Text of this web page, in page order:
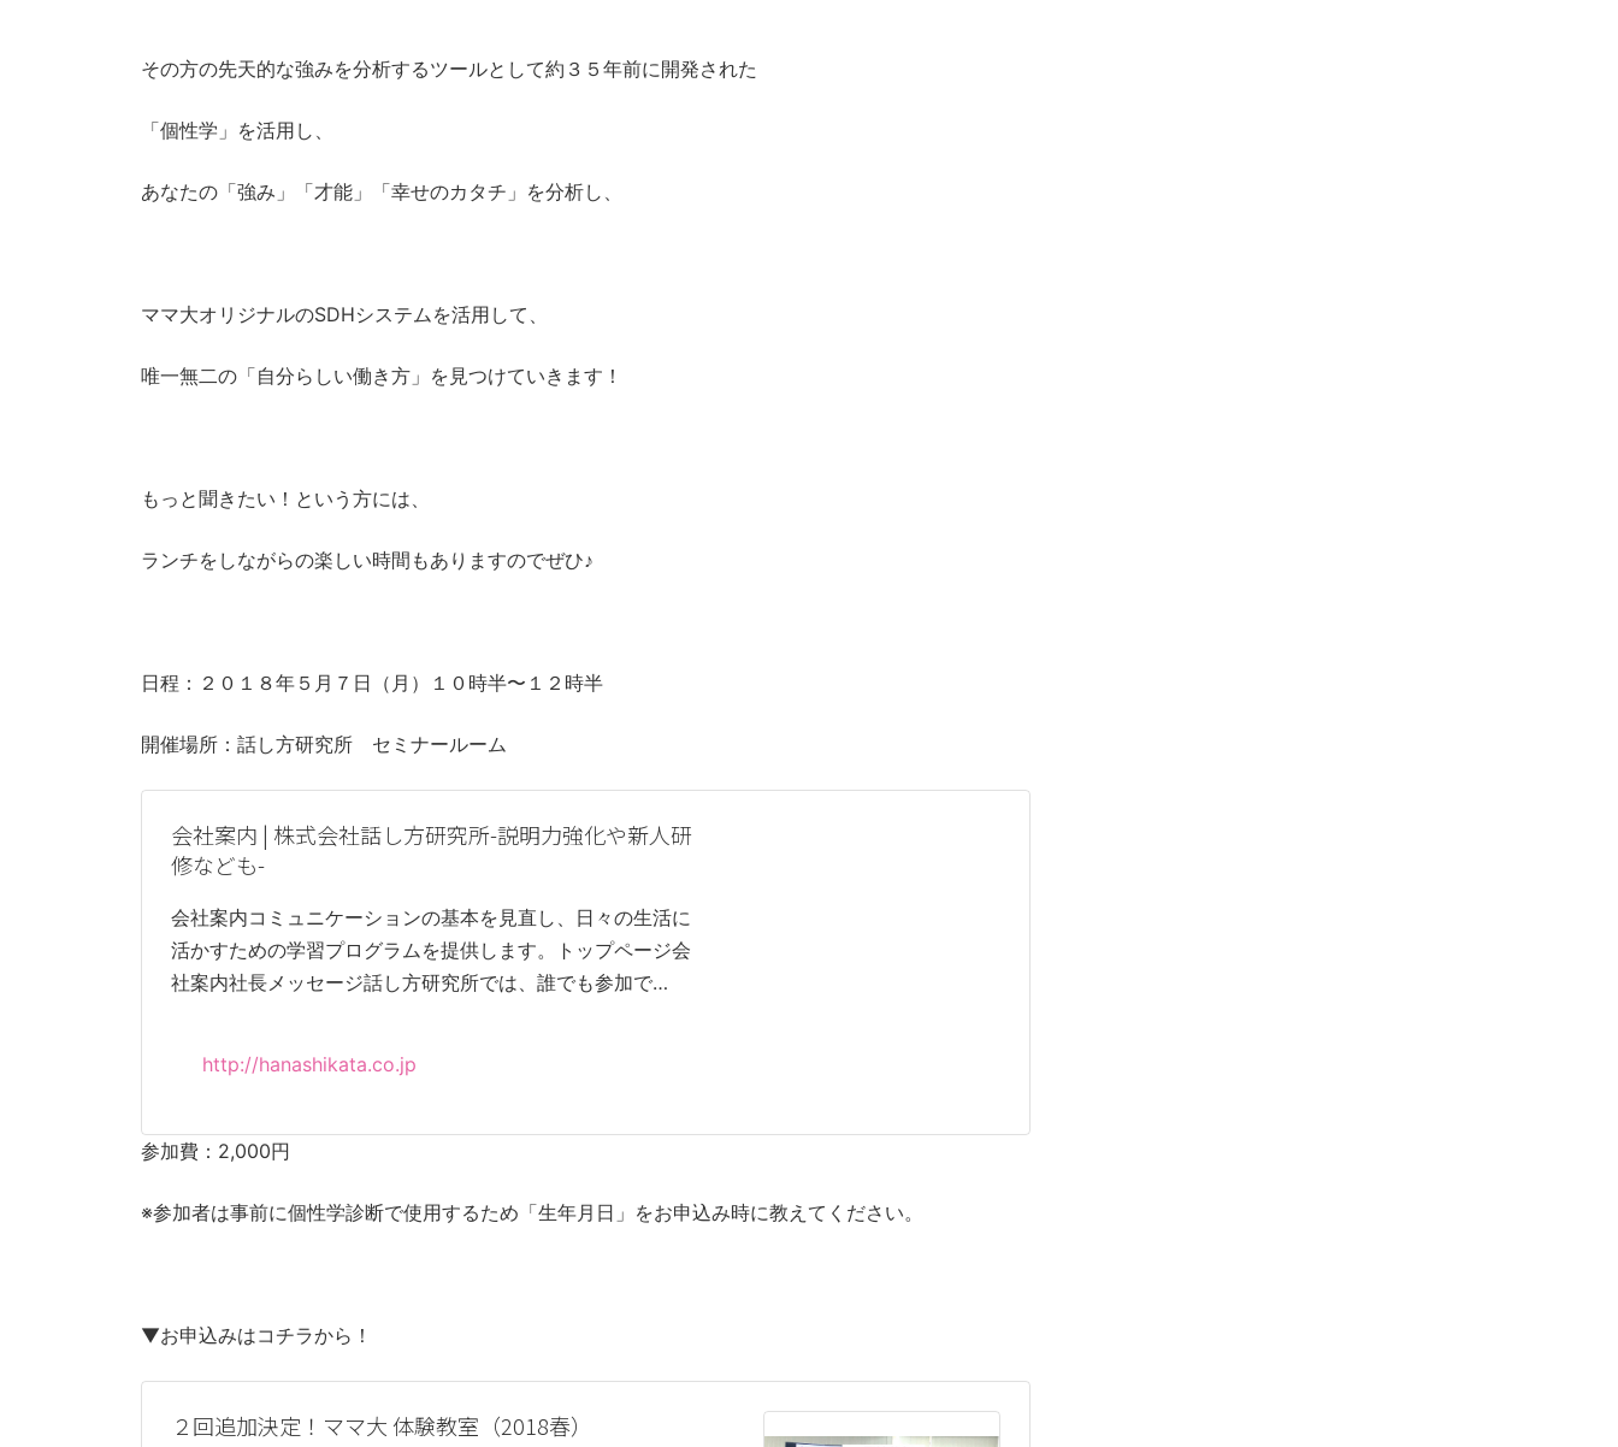
その方の先天的な強みを分析するツールとして約３５年前に開発された
「個性学」を活用し、
あなたの「強み」「才能」「幸せのカタチ」を分析し、
ママ大オリジナルのSDHシステムを活用して、
唯一無二の「自分らしい働き方」を見つけていきます！
もっと聞きたい！という方には、
ランチをしながらの楽しい時間もありますのでぜひ♪
日程：２０１８年５月７日（月）１０時半〜１２時半
開催場所：話し方研究所 セミナールーム
会社案内 | 株式会社話し方研究所-説明力強化や新人研
修なども-
会社案内コミュニケーションの基本を見直し、日々の生活に
活かすための学習プログラムを提供します。トップページ会
社案内社長メッセージ話し方研究所では、誰でも参加で…
http://hanashikata.co.jp
参加費：2,000円
※参加者は事前に個性学診断で使用するため「生年月日」をお申込み時に教えてください。
▼お申込みはコチラから！
２回追加決定！ママ大 体験教室（2018春）